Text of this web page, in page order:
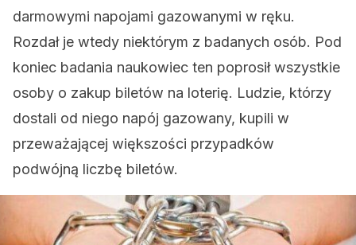
darmowymi napojami gazowanymi w ręku.
Rozdał je wtedy niektórym z badanych osób. Pod
koniec badania naukowiec ten poprosił wszystkie
osoby o zakup biletów na loterię. Ludzie, którzy
dostali od niego napój gazowany, kupili w
przeważającej większości przypadków
podwójną liczbę biletów.